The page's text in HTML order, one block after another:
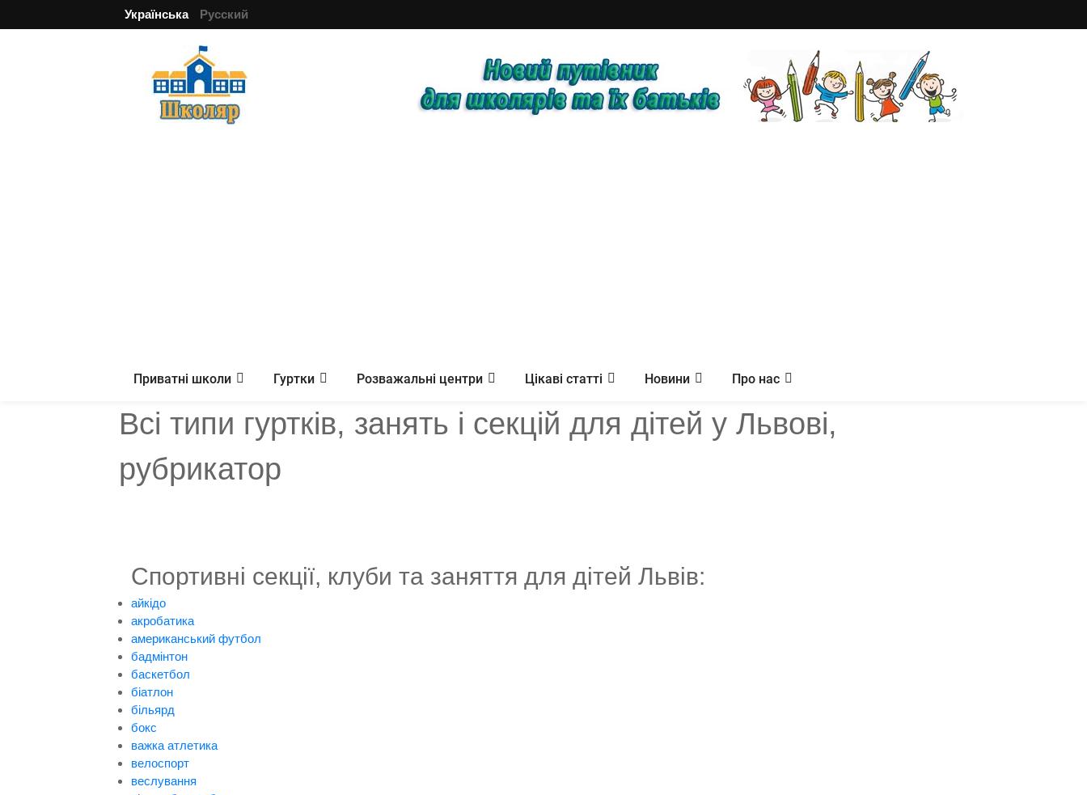
Українська Русский
Приватні школи Гуртки Розважальні центри Цікаві статті Новини Про нас
Всі типи гуртків, занять і секцій для дітей у Львові,
рубрикатор
Спортивні секції, клуби та заняття для дітей Львів:
айкідо
акробатика
американський футбол
бадмінтон
баскетбол
біатлон
більярд
бокс
важка атлетика
велоспорт
веслування